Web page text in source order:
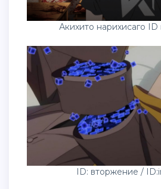
Акихито нарихисаго
ID: вторжение /